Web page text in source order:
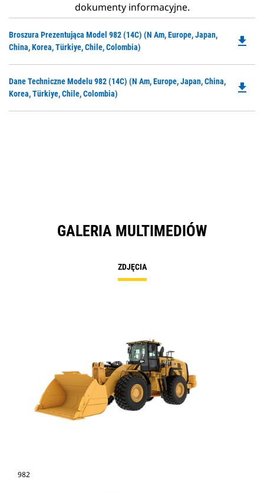
dokumenty informacyjne.
Broszura Prezentująca Model 982 (14C) (N Am, Europe, Japan,
China, Korea, Türkiye, Chile, Colombia)
file_download
Dane Techniczne Modelu 982 (14C) (N Am, Europe, Japan, China,
Korea, Türkiye, Chile, Colombia)
file_download
GALERIA MULTIMEDIÓW
ZDJĘCIA
982